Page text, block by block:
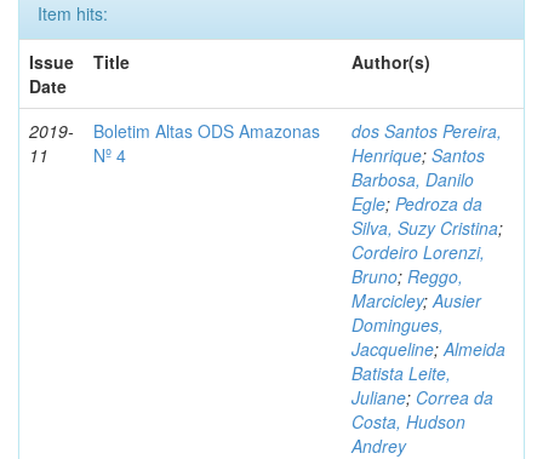
Item hits:
Issue
Date
Title Author(s)
2019-
11
Boletim Altas ODS Amazonas
Nº 4
dos Santos Pereira,
Henrique; Santos
Barbosa, Danilo
Egle; Pedroza da
Silva, Suzy Cristina;
Cordeiro Lorenzi,
Bruno; Reggo,
Marcicley;Ausier
Domingues,
Jacqueline;Almeida
Batista Leite,
Juliane; Correa da
Costa, Hudson
Andrey